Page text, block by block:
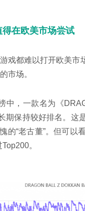
在欧美市场尝试
戏都难以打开欧美
市场。
中，一款名为《
期保持较好排名。
的“老古董”。但可以
。